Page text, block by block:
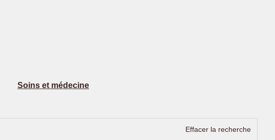
Soins et médecine
Effacer la recherche